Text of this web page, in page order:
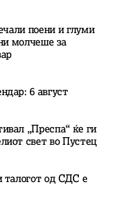
поени и глуми
молчеше за
6 август
„Преспа“ ќе ги
свет во Пустец
талогот од СДС е